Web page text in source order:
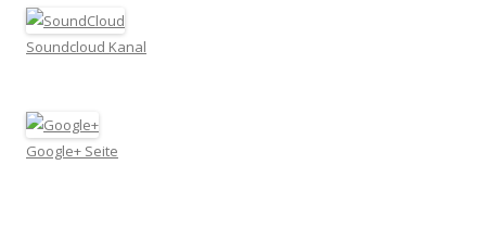
Soundcloud Kanal
Google+ Seite